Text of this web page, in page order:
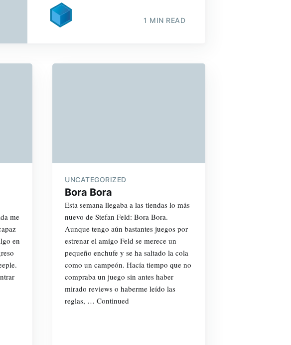
1 MIN READ
me
en
UNCATEGORIZED
Bora Bora
Esta semana llegaba a las tiendas lo más
nuevo de Stefan Feld: Bora Bora.
Aunque tengo aún bastantes juegos por
estrenar el amigo Feld se merece un
pequeño enchufe y se ha saltado la cola
como un campeón. Hacía tiempo que no
compraba un juego sin antes haber
mirado reviews o haberme leído las
reglas, … Continued